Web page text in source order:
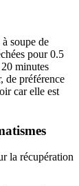
soupe de
pour 0.5
minutes
de préférence
car elle est
la récupération